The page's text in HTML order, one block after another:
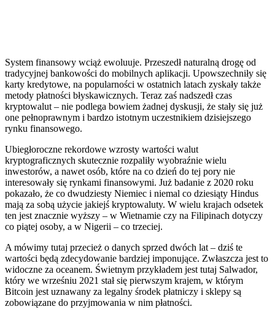
System finansowy wciąż ewoluuje. Przeszedł naturalną drogę od
tradycyjnej bankowości do mobilnych aplikacji. Upowszechniły się
karty kredytowe, na popularności w ostatnich latach zyskały także
metody płatności błyskawicznych. Teraz zaś nadszedł czas
kryptowalut – nie podlega bowiem żadnej dyskusji, że stały się już
one pełnoprawnym i bardzo istotnym uczestnikiem dzisiejszego
rynku finansowego.
Ubiegłoroczne rekordowe wzrosty wartości walut
kryptograficznych skutecznie rozpaliły wyobraźnie wielu
inwestorów, a nawet osób, które na co dzień do tej pory nie
interesowały się rynkami finansowymi. Już badanie z 2020 roku
pokazało, że co dwudziesty Niemiec i niemal co dziesiąty Hindus
mają za sobą użycie jakiejś kryptowaluty. W wielu krajach odsetek
ten jest znacznie wyższy – w Wietnamie czy na Filipinach dotyczy
co piątej osoby, a w Nigerii – co trzeciej.
A mówimy tutaj przecież o danych sprzed dwóch lat – dziś te
wartości będą zdecydowanie bardziej imponujące. Zwłaszcza jest to
widoczne za oceanem. Świetnym przykładem jest tutaj Salwador,
który we wrześniu 2021 stał się pierwszym krajem, w którym
Bitcoin jest uznawany za legalny środek płatniczy i sklepy są
zobowiązane do przyjmowania w nim płatności.